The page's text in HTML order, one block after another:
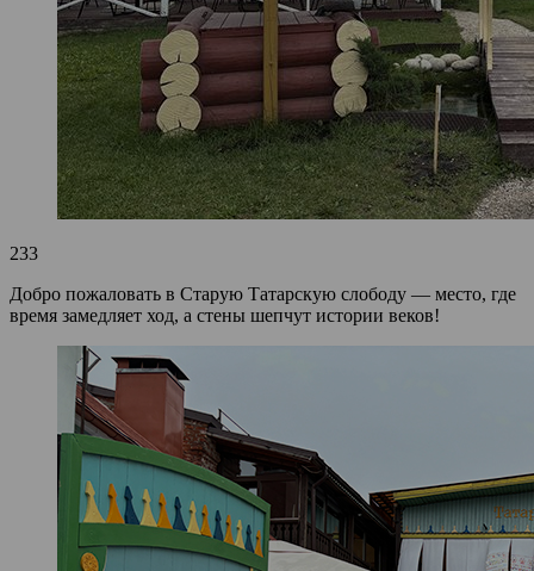
233
Добро пожаловать в Старую Татарскую слободу — место, где
время замедляет ход, а стены шепчут истории веков!